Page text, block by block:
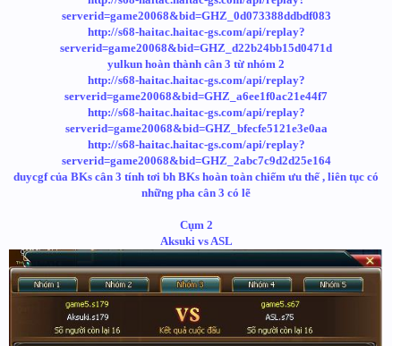
serverid=game20068&bid=GHZ_0d073388ddbdf083
http://s68-haitac.haitac-gs.com/api/replay?
serverid=game20068&bid=GHZ_d22b24bb15d0471d
yulkun hoàn thành cân 3 từ nhóm 2
http://s68-haitac.haitac-gs.com/api/replay?
serverid=game20068&bid=GHZ_a6ee1f0ac21e44f7
http://s68-haitac.haitac-gs.com/api/replay?
serverid=game20068&bid=GHZ_bfecfe5121e3e0aa
http://s68-haitac.haitac-gs.com/api/replay?
serverid=game20068&bid=GHZ_2abc7c9d2d25e164
duycgf của BKs cân 3 tính tơi bh BKs hoàn toàn chiếm ưu thế , liên tục có
những pha cân 3 có lẽ
Cụm 2
Aksuki vs ASL